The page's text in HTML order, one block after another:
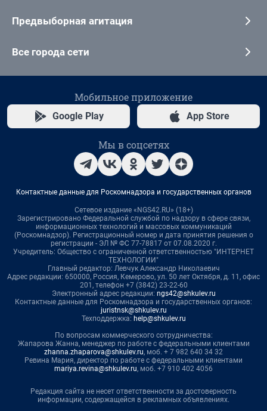
Предвыборная агитация
Все города сети
Мобильное приложение
Google Play App Store
Мы в соцсетях
Контактные данные для Роскомнадзора и государственных органов
Сетевое издание «NGS42.RU» (18+)
Зарегистрировано Федеральной службой по надзору в сфере связи,
информационных технологий и массовых коммуникаций
(Роскомнадзор). Регистрационный номер и дата принятия решения о
регистрации - ЭЛ № ФС 77-78817 от 07.08.2020 г.
Учредитель: Общество с ограниченной ответственностью "ИНТЕРНЕТ
ТЕХНОЛОГИИ"
Главный редактор: Левчук Александр Николаевич
Адрес редакции: 650000, Россия, Кемерово, ул. 50 лет Октября, д. 11, офис
201, телефон +7 (3842) 23-22-60
Электронный адрес редакции: ngs42@shkulev.ru
Контактные данные для Роскомнадзора и государственных органов:
juristnsk@shkulev.ru
Техподдержка: help@shkulev.ru
По вопросам коммерческого сотрудничества:
Жапарова Жанна, менеджер по работе с федеральными клиентами
zhanna.zhaparova@shkulev.ru, моб. + 7 982 640 34 32
Ревина Мария, директор по работе с федеральными клиентами
mariya.revina@shkulev.ru, моб. +7 910 402 4056
Редакция сайта не несет ответственности за достоверность
информации, содержащейся в рекламных объявлениях.